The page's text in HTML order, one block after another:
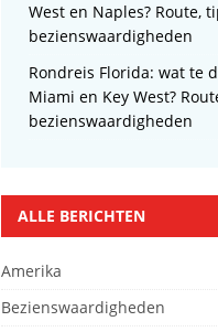
West en Naples? Route,
bezienswaardigheden
Rondreis Florida: wat te
Miami en Key West?
bezienswaardigheden
ALLE BERICHTEN
Amerika
Bezienswaardigheden